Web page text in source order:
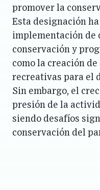
promover la
Esta designación
implementación de
conservación y
como la creación
recreativas para el
Sin embargo, el
presión de la
siendo desafíos
conservación del